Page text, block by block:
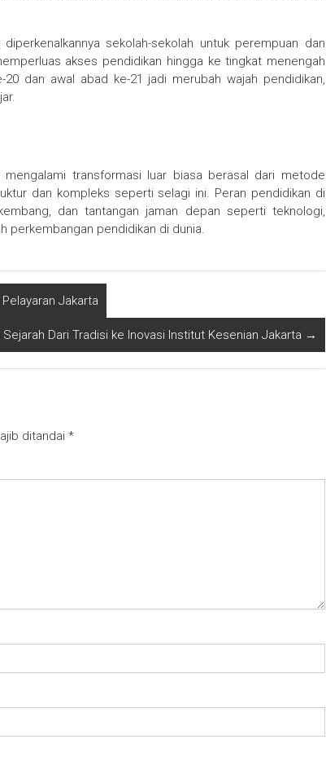
sekolah-sekolah untuk perempuan dan
akses pendidikan hingga ke tingkat menengah
dan awal abad ke-21 jadi merubah wajah pendidikan,
transformasi luar biasa berasal dari metode
dan kompleks seperti selagi ini. Peran pendidikan di
dan tantangan jaman depan seperti teknologi,
perkembangan pendidikan di dunia.
Jakarta
Sejarah Dari Tradisi ke Inovasi Institut Kesenian Jakarta →
ditandai *